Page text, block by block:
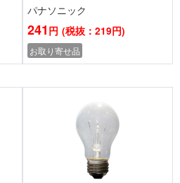
パナソニック
241 円 (税抜：219円)
お取り寄せ品